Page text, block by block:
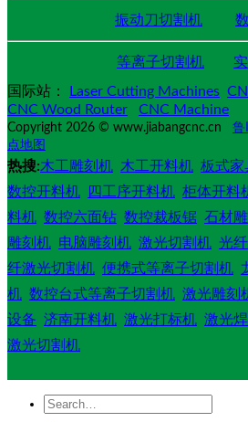
振动刀切割机
等离子切割机
国际站：
Laser Cutting Machines
CNC Wood Router
CNC Machine
Copyright 2026 © www.jiabangcnc.cn 鲁
点地图
热搜:木工雕刻机 木工开料机 板式家
数控开料机
四工序开料机 柜体开料
料机 数控六面钻 数控裁板锯 石材
雕刻机 电脑雕刻机 激光切割机 光
纤激光切割机 便携式等离子切割机
机 数控台式等离子切割机 激光雕刻
设备 济南开料机 激光打标机 激光
激光切割机
Search